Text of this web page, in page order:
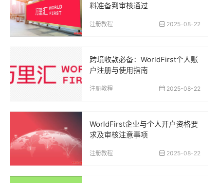
料准备到审核通过
注册教程 2025-08-22
跨境收款必备：WorldFirst个人账
户注册与使用指南
注册教程 2025-08-22
WorldFirst企业与个人开户资格要
求及审核注意事项
注册教程 2025-08-22